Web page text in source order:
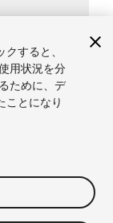
15.
クすると、
用状況を分
ために、デ
ことになり